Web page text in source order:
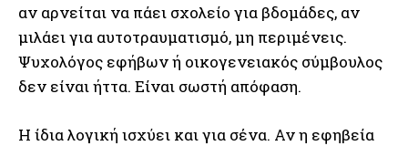
αν αρνείται να πάει σχολείο για βδομάδες, αν
μιλάει για αυτοτραυματισμό, μη περιμένεις.
Ψυχολόγος εφήβων ή οικογενειακός σύμβουλος
δεν είναι ήττα. Είναι σωστή απόφαση.
Η ίδια λογική ισχύει και για σένα. Αν η εφηβεία